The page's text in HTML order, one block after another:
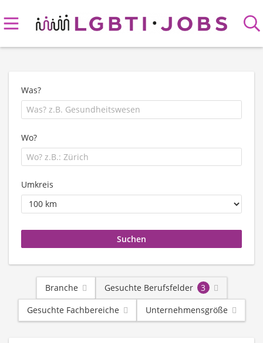
Was?
Wo?
Umkreis
Branche Gesuchte Berufsfelder
3
Gesuchte Fachbereiche
Unternehmensgröße